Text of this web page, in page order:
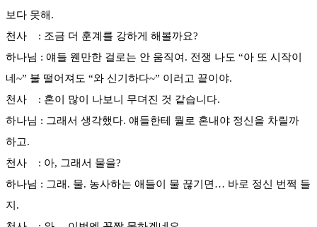
보다 못해.
천사 : 조금 더 훈계를 강하게 해볼까요?
하나님 : 얘들 웬만한 걸로는 안 움직여. 전쟁 나도 “아 또 시작이
네~” 불 떨어져도 “와 신기하다~” 이러고 끝이야.
천사 : 혼이 많이 나보니 무뎌진 것 같습니다.
하나님 : 그래서 생각했다. 얘들한테 뭘로 혼내야 정신을 차릴까
하고.
천사 : 아, 그래서 물을?
하나님 : 그래. 물. 농사하는 애들이 물 끊기면… 바로 정신 번쩍 들
지.